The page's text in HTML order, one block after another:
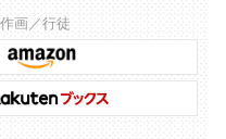
画／行徒